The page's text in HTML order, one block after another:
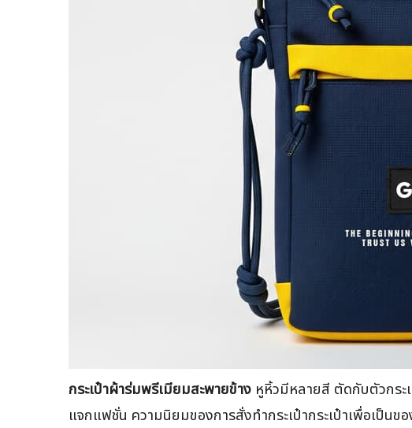
กระเป๋าผ้าร่มพรีเมียมสะพายข้าง หูหิ้วมีหลายสี ตัดกับตัวกระ
แจกแฟชั่น ความนิยมของการสั่งทำกระเป๋ากระเป๋าเพื่อเป็น